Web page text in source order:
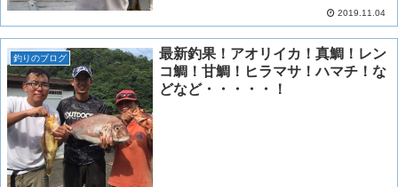
2019.11.04
釣りのブログ
最新釣果！アオリイカ！真鯛！レン
コ鯛！甘鯛！ヒラマサ！ハマチ！な
どなど・・・・・！